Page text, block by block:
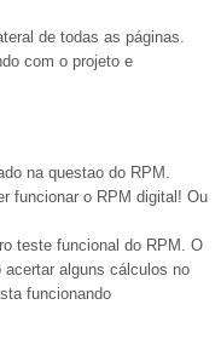
de todas as páginas.
com o projeto e
na questao do RPM.
funcionar o RPM digital! Ou
teste funcional do RPM. O
alguns cálculos no
funcionando